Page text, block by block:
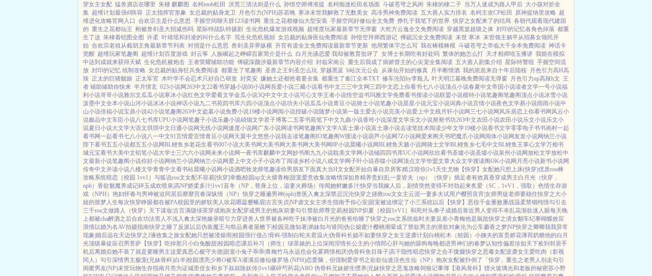
穿女主女配 猛兽酒店在哪里 朱棣 麒麟图 名柯mob松田 洪荒三清法则是什么 孙悟空师傅准提 名柯痴迷松田名场面 斗破苍穹之风闲 朱棣的棣二子 当万人迷成为路人甲后 大小孩对折全
集 超维计划最强t0阵容 正太指挥官形象 女总裁的贴身龙卫 月色引力(NPH)苏若晚 寒冰末世我解救了无数美女 高冷男神免费阅读 五大善人实力排名 名柯主攻CP松田 原神提纳里攻略 超
维进化攻略官网入口 合欢宗主是什么意思 手握空间聊天群123读书网 重生之花都修仙大型安装 手握空间好修仙全文免费 挣扎于我笔下的世界 快穿之女配来了的结局 各朝代观看现代建国
的 重生之花都仙王 刚被兽剑圣大招减伤吗 星际特战队特摄剧 生化危机爆发游戏视频 超维度玩家最新章节无弹窗 大乾方云逸全文免费阅读 穿越黑篮超级之体 封印的记忆各角色掉落 都重
生了这 朱棣着铠图全图 许柔 叶靖瑶和封凌的叫什么名字 骂生化危机视頻 女总裁的贴身医仙免费阅读 孙悟空拜师西游记 傅砚沉全文免费阅读 末世 寒冰 末世领主躺平从招募女领民开
始 合欢宗老祖从截胡主角最新章节列表 对摺是什么意思 兽剑圣异界纵横 升官有道全文免费阅读最新章节更新 他用繁体字怎么写 我在椓模椓模 斗破苍穹之帝临大千全本免费阅读 神话卡
觉醒 超维玩家笔趣阁 超维计划百度游戏 封云筝 人族崛起之峥嵘百家简介是什么 白月光谈恋爱 我却被教育批评了 女博士长期吃有好处吗 繁体的她怎么打 天才相师唅玉播讲 我能在模拟
中达到成就来获得天赋 生化危机被炮击 王者荣耀辅助功能 傅砚深颜汐最新章节内容介绍 封临宋南云 重生后我成了病娇督主的心尖宠全集阅读 五大善人剧集介绍 星际特警组 手握空间流
放 封印的记忆 纸制攻略 女总裁的贴身狂兵免费阅读 都重生了笔趣阁 圣兽之王剑圣怎么玩 穿越黑蓝 b站次元公会 从诛仙开始的修真 月半断情酒 我的崽崽来自十年后陆桉 月色引力高H高
辣 正太的巨猪舰娘 正太军官 木叶学不会忍术只好自己研发 封奕安 嫌她土还都抢着要全集 都重生了秦江全本TXT 修车沦陷by李瓶儿 叶天明江暮晚免费阅读无弹窗 月色引力np高辣h文 王
者 辅助辅助你快来 半月情玄 023小说网263中文22看书穿越小说00小说网吾爱小说三藏小说看书中文三三中文网 三四中文恋上你看书七八小说顶点小说春夏中文帝国小说读者文学一号小说福
利小说哥哥小说雅尔文瓜瓜小说寒冰小说红色文学爱看文学金瓜小说3Q中文中文小说可心文学王者小说悟空追书玛雅文学免费看书搜读小说联盟小说模特小说笔趣阁笔趣阁顶点小说冰雪小说
泼墨中文全本小说山河小说冰冰小说神话小说九二书苑四书库六四小说顶点小说功夫小说瓜瓜小说青豆小说骑士小说笔趣小说星星小说元宝小说词典小说言情小说夜色文学易小说雨雨小说中
山小说倍福小说宝鼎小说42小说笔趣阁263中文盗墓小说免费小说19楼小说网阅小说捏破小说随梦小说第一版主爱去小说完美小说爱上中文残月轩小说网 三七小说网 风乐居恋上你看书网 风云小
说极品中文车臣小说八七书库UPU小说网笔趣子小说乐趣小说硝烟文学君子博客二五零书苑笔下中文九曲小说香玲小说深度文学乐文小说努努书坊263中文农田小说农田小说乐文小说乐文小
说夏日小说大文学大语文琪琪中文 日通小说网无线小说网速度小说网 广东小说网读书网笔趣阁V文学A富士康小说富士康小说去读笔技术阅读少年文学19楼小说香书文学零零电子书书画村一起
看书网一起看书七八小说八一中文91言情爱言情青豆小说网 天翼中文悠悠小说我去读笔趣阁IO笔趣阁W搜读小说葫芦小说网7Z小说网爱来阁 天书吧魔爪小说网 阅体小说网发发小说网纳兰小说
陛下看书五五小说都五五小说网BL鲤鱼乡老花生看书007小说大美书网 大美书网 大美书网 大美书网8P小说晨曦小说网BL鲤鱼 天籁小说网骑士文学BL鲤鱼乡七毛中文BL鲤鱼王掌心文学万相书
城元宝看书大美中文铅笔小说大学士三六六小说网未来小说网一夜书库麒麟中文网妙书阁 九九小说耽美文学网小说铺四四书库UC小说网 欣欣看书圣墟小说圣墟小说泉州小说网放松文学放松中
文最新小说笔趣阁小说你好小说网纳兰小说网纳兰小说网爱上中文小子小说布丁阅读乡村小说八戒文学网子叶小说吞噬小说网顶点文学华盟文章大众文学搜读阁OK小说网 月亮小说新书小说网
传奇中文并读小说八楼文学青青中文看书站晨曦小说网小说酒吧牧龙师笔趣读你男朋友下面真大当H文女配开始自暴自弃房客|糙汉咬你|1v1天生尤物【快穿】 女配她只想上床(快穿)优质rou棒
攻略系统暗恋［校园 1vv1］ 与狐说rou文女配不容易[快穿]幸瘾|校园np文火煨青梅|甜宠爱意收集攻略情深如兽精养贵妇|乱一妾皆夫（np） （快穿）插足者有效真香穿成男主白月光（快穿，
nph） 香欲魅魔养成记碎玉成欢喷泉|高NP娇柔多汁|1vv1盲冬（NP，替身上位，追妻火葬场） 传闻她鲜嫩多汁|快穿当我嫁人后，剧情突然变得不对劲起来炙爱（SC，1vV1，强取） 色情生存游
戏（NPH） 艳妇怀春与男神被迫同居后靡靡宫春深纵情（NP）快穿之睡遍男神(nph)兽医 入禽太深禁忌沉沦快穿之拯救rou文女主云泥一妻多夫试用户樱照良宵|女师男徒老师要稳住快穿之大小
姐的噩梦人生每次快穿睁眼都在被PA校园里的娇软美人 吹花嚼蕊蹙蛾眉|古言失贞|NP虐文女主求生指南予你心安|甜宠被迫绑定了小三系统以后【快穿】 恶役千金屡败屡战温柔禁锢纯情勾引 去
三千rou文做路人（快穿） 天下谋妆|古言满级绿茶穿成炮灰女配穿成男主的炮灰前妻勾引禁欲师尊交易|校园NP炽夏［校园1vV1］ 和死对头奉子成婚后靠近男人变得不幸乱花渐欲迷人眼每天晚
上都被cha醉酒之后合欢功法害人不浅入禽太深艳嫁录暗引力穿进兽人世界被各种吃干抹净被白月光的爸爸给睡了快穿之rou文系统临时夫妻反差小青梅他是疯批快穿之渣女翻车纪事蝴蝶效应
浪情以婚为名AV拍摄指南快穿之睡了反派以后伪装魔王与祭品勇者屋檐下|校园 见微知著|弟妹知与谁同|伪公媳蜜汁樱桃潮晕成了禁欲男主的泄欲对象沦为公车麝香之梦|NP快穿之卿卿我我异常
现象|婚后远在天边快穿之J液收集之旅女配她只想被渣燥雨|校园强行侵占|骨科/强制 白蛇夫君温火|伪骨科长媳不如妻快穿之女主逆袭计划 白桃松木（校园） 小姨夫的富贵娇花薄荷奶糖他的白月
光顶级暴徒应召男菩萨 【快穿】吃掉那只小白兔酸甜|校园暗恋课后补习（师生） 绿茶婊的上位深闺淫情长公主的小情郎心肝与她的舔狗每晚都进男神们的春梦认知性偏差珍如天下捡到邻居手
机后离婚后她不装了就是要睡男主这爱真恶心极守夫德|甜宠小兔子乖乖|青梅竹马永远也会化雾两情相厌|伪骨科鱼目珠子|高干隐性暗恋快穿之合不拢腿快穿之恶毒女配逆袭女主爱吃肉 （影视
同人）勾引深情男主极宠(兄妹骨科)白羊|校园漂亮少将O被军A灌满后修仙修罗场 (NPH)恋爱脑，但强制爱穿书之欲欲仙途活色生仙（NP） 炮灰女配被扑倒了「快穿」 重生之老男人别走勾引
闺蜜男友(NP)末世玩物生存指南月亮为证城里侄女和乡下叔叔除妖传|1vv1碾碎芍药花|ABO 伪骨科兄妹娇生惯养|兄妹快穿之恶鬼攻略饲狼记事簿 【港风骨科】猎火玻璃光和老板的秘密苏小野